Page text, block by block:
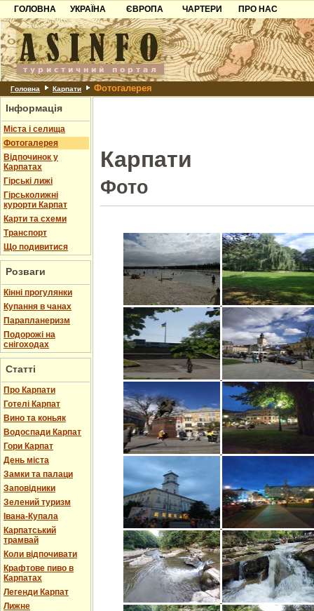
ГОЛОВНА
УКРАЇНА
Карпати
Азов
Причорноморря
Шацьк
ЄВРОПА
Чорногорія
Хорватія
Болгарія
Албанія
ЧАРТЕРИ
ПРО НАС
Контакти
Партнерам
Додати готель
Головна Карпати Фотогалерея
Інформація
Міста і селища
Фотогалерея
Відпочинок у
Карпатах
Гірські лижі
Гірськолижні
курорти Карпат
Карти та схеми
Транспорт
Що подивитися
Розваги
Кінні прогулянки
Купання в чанах
Парапланеризм
Подорожі на
снігоходах
Статті
Про Карпати
Готелі Карпат
Вино та коньяк
Водоспади Карпат
Гори Карпат
День міста
Замки та палаци
Заповідники
Зелений туризм
Івана-Купала
Карпатський
трамвай
Коли відпочивати
Крафтове пиво в
Карпатах
Легенди Карпат
Лижне
Карпати
Фото